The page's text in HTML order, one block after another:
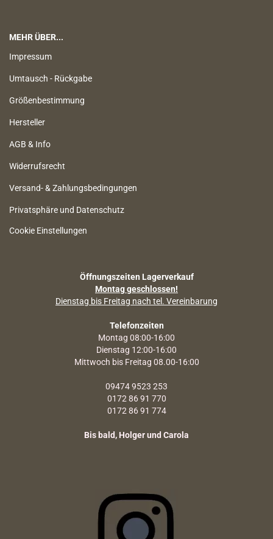
MEHR ÜBER...
Impressum
Umtausch - Rückgabe
Größenbestimmung
Hersteller
AGB & Info
Widerrufsrecht
Versand- & Zahlungsbedingungen
Privatsphäre und Datenschutz
Cookie Einstellungen
Öffnungszeiten Lagerverkauf
Montag geschlossen!
Dienstag bis Freitag nach tel. Vereinbarung
Telefonzeiten
Montag 08:00-16:00
Dienstag 12:00-16:00
Mittwoch bis Freitag 08.00-16:00
09474 9523 253
0172 86 91 770
0172 86 91 774
Bis bald, Holger und Carola